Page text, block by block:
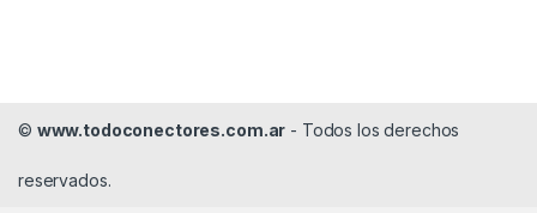
© www.todoconectores.com.ar - Todos los derechos
reservados.